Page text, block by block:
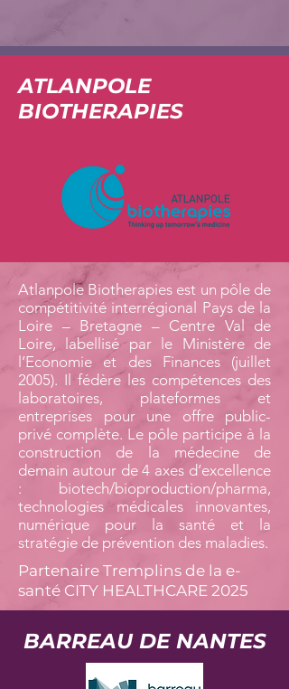
ATLANPOLE
BIOTHERAPIES
Atlanpole Biotherapies est un pôle de
compétitivité interrégional Pays de la
Loire – Bretagne – Centre Val de
Loire, labellisé par le Ministère de
l’Economie et des Finances (juillet
2005). Il fédère les compétences des
laboratoires, plateformes et
entreprises pour une offre public-
privé complète. Le pôle participe à la
construction de la médecine de
demain autour de 4 axes d’excellence
: biotech/bioproduction/pharma,
technologies médicales innovantes,
numérique pour la santé et la
stratégie de prévention des maladies.
Partenaire Tremplins de la e-
santé CITY HEALTHCARE 2025
BARREAU DE NANTES